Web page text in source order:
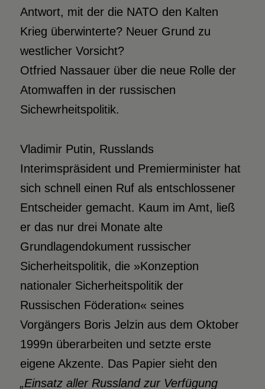
Antwort, mit der die NATO den Kalten
Krieg überwinterte? Neuer Grund zu
westlicher Vorsicht?
Otfried Nassauer über die neue Rolle der
Atomwaffen in der russischen
Sichewrheitspolitik.
Vladimir Putin, Russlands
Interimspräsident und Premierminister hat
sich schnell einen Ruf als entschlossener
Entscheider gemacht. Kaum im Amt, ließ
er das nur drei Monate alte
Grundlagendokument russischer
Sicherheitspolitik, die »Konzeption
nationaler Sicherheitspolitik der
Russischen Föderation« seines
Vorgängers Boris Jelzin aus dem Oktober
1999n überarbeiten und setzte erste
eigene Akzente. Das Papier sieht den
„Einsatz aller Russland zur Verfügung